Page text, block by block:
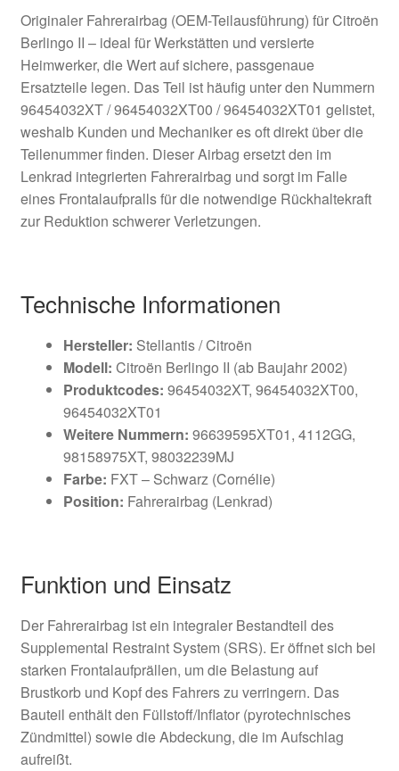
Originaler Fahrerairbag (OEM-Teilausführung) für Citroën
Berlingo II – ideal für Werkstätten und versierte
Heimwerker, die Wert auf sichere, passgenaue
Ersatzteile legen. Das Teil ist häufig unter den Nummern
96454032XT / 96454032XT00 / 96454032XT01 gelistet,
weshalb Kunden und Mechaniker es oft direkt über die
Teilenummer finden. Dieser Airbag ersetzt den im
Lenkrad integrierten Fahrerairbag und sorgt im Falle
eines Frontalaufpralls für die notwendige Rückhaltekraft
zur Reduktion schwerer Verletzungen.
Technische Informationen
Hersteller: Stellantis / Citroën
Modell: Citroën Berlingo II (ab Baujahr 2002)
Produktcodes: 96454032XT, 96454032XT00,
96454032XT01
Weitere Nummern: 96639595XT01, 4112GG,
98158975XT, 98032239MJ
Farbe: FXT – Schwarz (Cornélie)
Position: Fahrerairbag (Lenkrad)
Funktion und Einsatz
Der Fahrerairbag ist ein integraler Bestandteil des
Supplemental Restraint System (SRS). Er öffnet sich bei
starken Frontalaufprällen, um die Belastung auf
Brustkorb und Kopf des Fahrers zu verringern. Das
Bauteil enthält den Füllstoff/Inflator (pyrotechnisches
Zündmittel) sowie die Abdeckung, die im Aufschlag
aufreißt.